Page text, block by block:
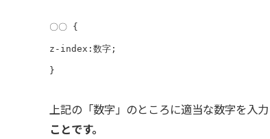
〇〇 {
z-index:数字;
}
上記の「数字」のところに適当な数字を入力
ことです。